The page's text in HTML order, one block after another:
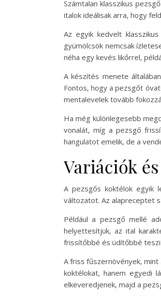
Számtalan klasszikus
italok ideálisak arra, hogy
Az egyik kedvelt
gyümölcsök nemcsak
néha egy kevés likőrrel,
A készítés menete
Fontos, hogy a pezsgőt
mentalevelek tovább
Ha még különlegesebb
vonalát, míg a pezsgő
hangulatot emelik, de a
Variációk
A pezsgős koktélok egyik
változatot. Az alapreceptet
Például a pezsgő mellé
helyettesítjük, az ital
frissítőbbé és üdítőbbé
A friss fűszernövények, mint
koktélokat, hanem egyedi
elkeveredjenek, majd a